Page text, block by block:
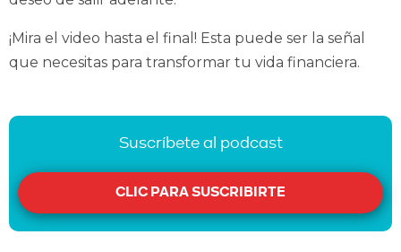
¡Mira el video hasta el final! Esta puede ser la señal
que necesitas para transformar tu vida financiera.
Suscríbete al podcast
CLIC PARA SUSCRIBIRTE